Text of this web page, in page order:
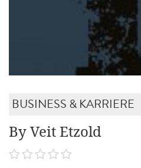
BUSINESS & KARRIERE
By Veit Etzold